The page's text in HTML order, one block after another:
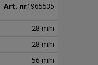
Art. nr1965535
28 mm
28 mm
56 mm